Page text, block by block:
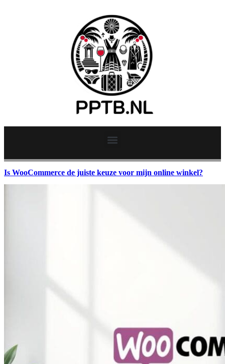
Is WooCommerce de juiste keuze voor mijn online winkel?